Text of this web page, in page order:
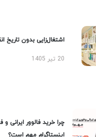
اشتغال‌زایی بدون تاریخ
20 تیر 1405
چرا خرید فالوور ایرانی و
اینستاگرام مهم است؟